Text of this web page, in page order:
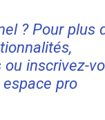
? Pour plus
inscrivez-
pro